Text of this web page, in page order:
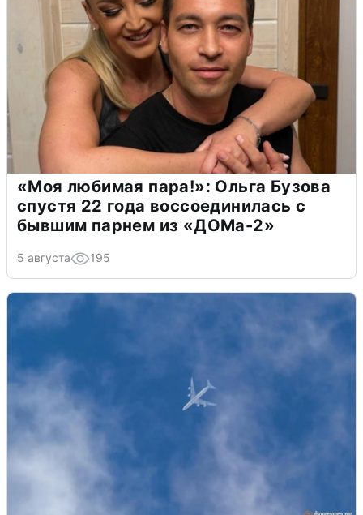
«Моя любимая пара!»: Ольга Бузова
спустя 22 года воссоединилась с
бывшим парнем из «ДОМа-2»
5 августа 195